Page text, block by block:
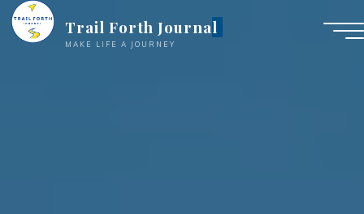
Trail Forth Journal
MAKE LIFE A JOURNEY